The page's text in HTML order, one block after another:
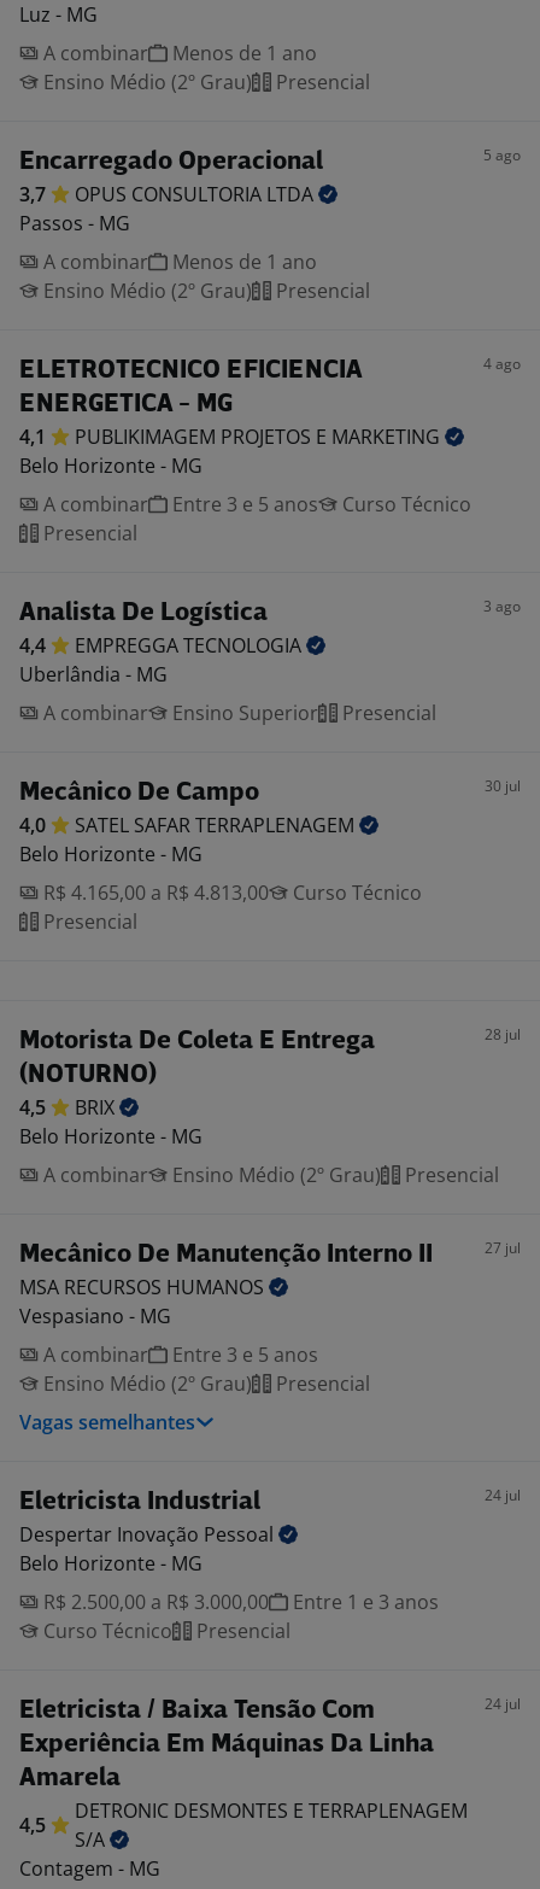
Luz - MG
A combinar
Menos de 1 ano
Ensino Médio (2º Grau)
Presencial
Encarregado Operacional 5 ago
3,7 OPUS CONSULTORIA LTDA
Passos - MG
A combinar
Menos de 1 ano
Ensino Médio (2º Grau)
Presencial
ELETROTECNICO EFICIENCIA
ENERGETICA - MG
4 ago
4,1 PUBLIKIMAGEM PROJETOS E MARKETING
Belo Horizonte - MG
A combinar
Entre 3 e 5 anos
Curso Técnico
Presencial
Analista De Logística 3 ago
4,4 EMPREGGATECNOLOGIA
Uberlândia - MG
A combinar
Ensino Superior Presencial
Mecânico De Campo 30 jul
4,0 SATEL SAFARTERRAPLENAGEM
Belo Horizonte - MG
R$ 4.165,00 a R$ 4.813,00
Curso Técnico
Presencial
Motorista De Coleta E Entrega
(NOTURNO)
28 jul
4,5
BRIX
Belo Horizonte - MG
A combinar
Ensino Médio (2º Grau) Presencial
Mecânico De Manutenção Interno II 27 jul
MSA RECURSOS HUMANOS
Vespasiano - MG
A combinar
Entre 3 e 5 anos
Ensino Médio (2º Grau)
Presencial
Vagas semelhantes
Eletricista Industrial 24 jul
Despertar Inovação Pessoal
Belo Horizonte - MG
R$ 2.500,00 a R$ 3.000,00
Entre 1 e 3 anos
Curso Técnico
Presencial
Eletricista / Baixa Tensão Com
Experiência Em Máquinas Da Linha
Amarela
24 jul
4,5
DETRONIC DESMONTES E TERRAPLENAGEM
S/A
Contagem - MG